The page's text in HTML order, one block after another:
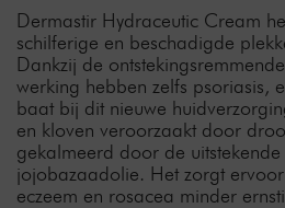
Dermastir Hydraceutic Cream
schilferige en beschadigde
Dankzij de
werking hebben zelfs psoriasis,
baat bij dit nieuwe
en kloven veroorzaakt door
gekalmeerd door de
jojobazaadolie. Het zorgt
eczeem en rosacea minder